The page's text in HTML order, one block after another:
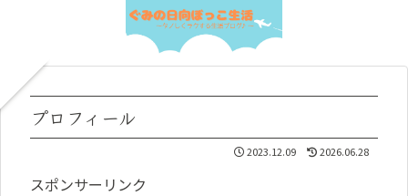
プロフィール
2023.12.09 2026.06.28
スポンサーリンク